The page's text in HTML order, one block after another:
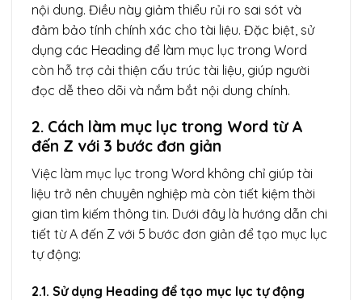
nội dung. Điều này giảm thiểu rủi ro sai sót và
đảm bảo tính chính xác cho tài liệu. Đặc biệt, sử
dụng các Heading để làm mục lục trong Word
còn hỗ trợ cải thiện cấu trúc tài liệu, giúp người
đọc dễ theo dõi và nắm bắt nội dung chính.
2. Cách làm mục lục trong Word từ A
đến Z với 3 bước đơn giản
Việc làm mục lục trong Word không chỉ giúp tài
liệu trở nên chuyên nghiệp mà còn tiết kiệm thời
gian tìm kiếm thông tin. Dưới đây là hướng dẫn chi
tiết từ A đến Z với 5 bước đơn giản để tạo mục lục
tự động:
2.1. Sử dụng Heading để tạo mục lục tự động